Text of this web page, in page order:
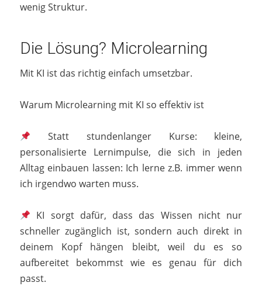
wenig Struktur.
Die Lösung? Microlearning
Mit KI ist das richtig einfach umsetzbar.
Warum Microlearning mit KI so effektiv ist
Statt stundenlanger Kurse: kleine,
personalisierte Lernimpulse, die sich in jeden
Alltag einbauen lassen: Ich lerne z.B. immer wenn
ich irgendwo warten muss.
KI sorgt dafür, dass das Wissen nicht nur
schneller zugänglich ist, sondern auch direkt in
deinem Kopf hängen bleibt, weil du es so
aufbereitet bekommst wie es genau für dich
passt.